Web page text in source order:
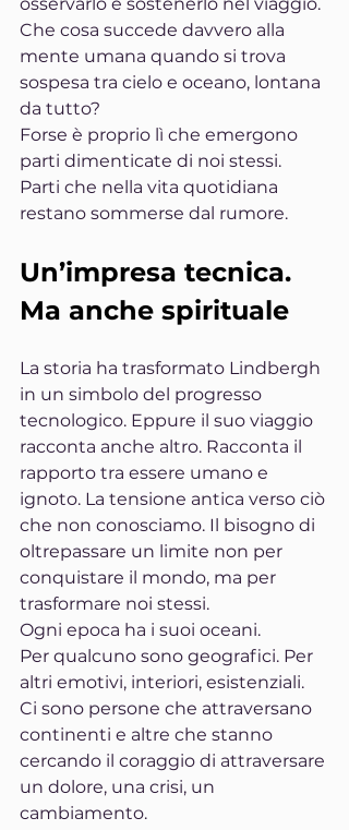
Che cosa succede davvero alla
mente umana quando si trova
sospesa tra cielo e oceano, lontana
da tutto?
Forse è proprio lì che emergono
parti dimenticate di noi stessi.
Parti che nella vita quotidiana
restano sommerse dal rumore.
Un’impresa tecnica.
Ma anche spirituale
La storia ha trasformato Lindbergh
in un simbolo del progresso
tecnologico. Eppure il suo viaggio
racconta anche altro. Racconta il
rapporto tra essere umano e
ignoto. La tensione antica verso ciò
che non conosciamo. Il bisogno di
oltrepassare un limite non per
conquistare il mondo, ma per
trasformare noi stessi.
Ogni epoca ha i suoi oceani.
Per qualcuno sono geografici. Per
altri emotivi, interiori, esistenziali.
Ci sono persone che attraversano
continenti e altre che stanno
cercando il coraggio di attraversare
un dolore, una crisi, un
cambiamento.